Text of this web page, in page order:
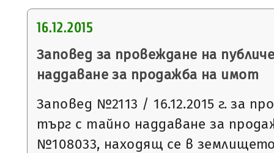
16.12.2015
Заповед за провеждане на
наддаване за продажба на имот
Заповед №2113 / 16.12.2015 г. за
търг с тайно наддаване за
№108033, находящ се в